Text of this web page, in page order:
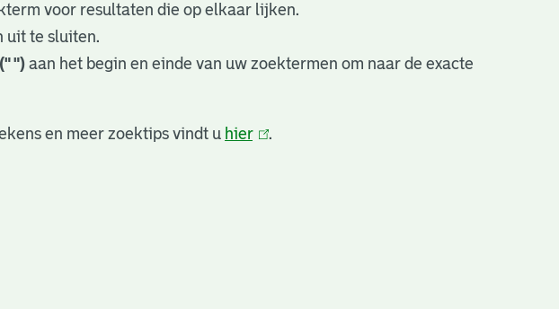
voor resultaten die op elkaar lijken.
uit te sluiten.
") aan het begin en einde van uw zoektermen om naar de exacte
en meer zoektips vindt u hier(link
.